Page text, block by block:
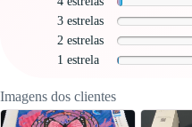
3 estrelas
2 estrelas
1 estrela
Imagens dos clientes